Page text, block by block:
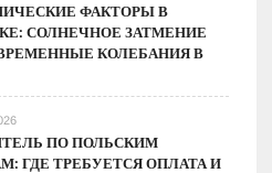
ФАКТОРЫ В
СОЛНЕЧНОЕ ЗАТМЕНИЕ
КОЛЕБАНИЯ В
ПО ПОЛЬСКИМ
ГДЕ ТРЕБУЕТСЯ ОПЛАТА И